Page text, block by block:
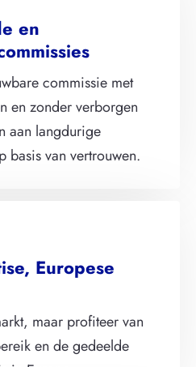
en
commissie met
en zonder verborgen
aan langdurige
basis van vertrouwen.
Europese
maar profiteer van
en de gedeelde